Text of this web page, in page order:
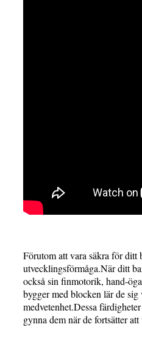
Förutom att vara säkra för ditt
utvecklingsförmåga.När ditt
också sin finmotorik, hand-
bygger med blocken lär de
medvetenhet.Dessa
gynna dem när de fortsätter